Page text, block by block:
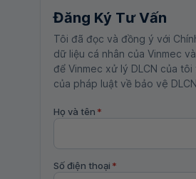
Đăng Ký Tư Vấn
Tôi đã đọc và đồng ý với
dữ liệu cá nhân của Vinmec
để Vinmec xử lý DLCN của
của pháp luật về bảo vệ
Họ và tên *
Số điện thoại *